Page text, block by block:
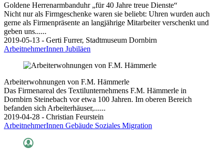
Goldene Herrenarmbanduhr „für 40 Jahre treue Dienste“
Nicht nur als Firmgeschenke waren sie beliebt: Uhren wurden auch
gerne als Firmenpräsente an langjährige Mitarbeiter verschenkt und
geben uns......
2019-05-13 - Gerti Furrer, Stadtmuseum Dornbirn
ArbeitnehmerInnen Jubiläen
Arbeiterwohnungen von F.M. Hämmerle
Das Firmenareal des Textilunternehmens F.M. Hämmerle in
Dornbirn Steinebach vor etwa 100 Jahren. Im oberen Bereich
befanden sich Arbeiterhäuser,......
2019-04-28 - Christian Feurstein
ArbeitnehmerInnen Gebäude Soziales Migration